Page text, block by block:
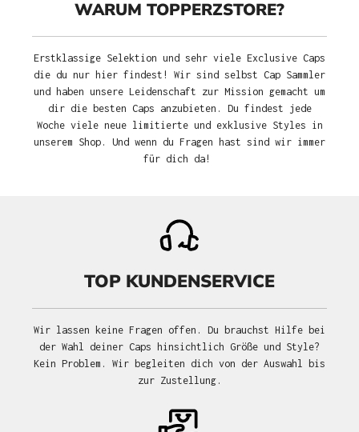
WARUM TOPPERZSTORE?
Erstklassige Selektion und sehr viele Exclusive Caps
die du nur hier findest! Wir sind selbst Cap Sammler
und haben unsere Leidenschaft zur Mission gemacht um
dir die besten Caps anzubieten. Du findest jede
Woche viele neue limitierte und exklusive Styles in
unserem Shop. Und wenn du Fragen hast sind wir immer
für dich da!
TOP KUNDENSERVICE
Wir lassen keine Fragen offen. Du brauchst Hilfe bei
der Wahl deiner Caps hinsichtlich Größe und Style?
Kein Problem. Wir begleiten dich von der Auswahl bis
zur Zustellung.